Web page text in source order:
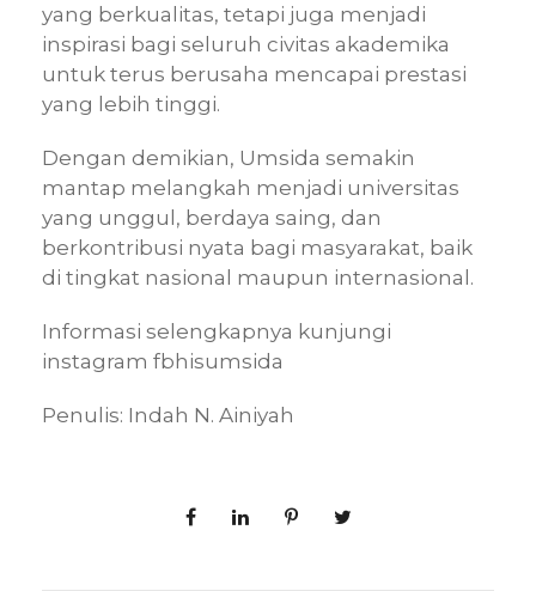
yang berkualitas, tetapi juga menjadi
inspirasi bagi seluruh civitas akademika
untuk terus berusaha mencapai prestasi
yang lebih tinggi.
Dengan demikian, Umsida semakin
mantap melangkah menjadi universitas
yang unggul, berdaya saing, dan
berkontribusi nyata bagi masyarakat, baik
di tingkat nasional maupun internasional.
Informasi selengkapnya kunjungi
instagram fbhisumsida
Penulis: Indah N. Ainiyah